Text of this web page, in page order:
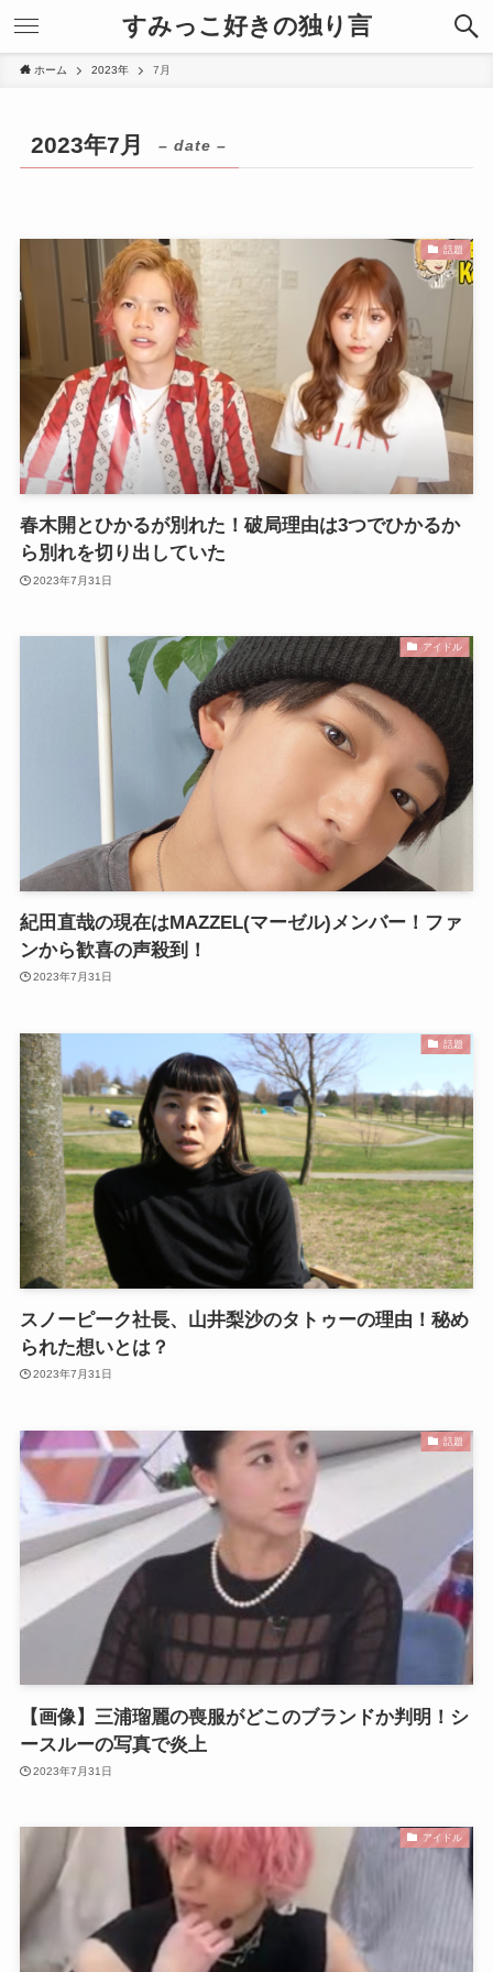
すみっこ好きの独り言
ホーム 2023年 7月
2023年7月 – date –
話題
春木開とひかるが別れた！破局理由は3つでひかるか
ら別れを切り出していた
2023年7月31日
アイドル
紀田直哉の現在はMAZZEL(マーゼル)メンバー！ファ
ンから歓喜の声殺到！
2023年7月31日
話題
スノーピーク社長、山井梨沙のタトゥーの理由！秘め
られた想いとは？
2023年7月31日
話題
【画像】三浦瑠麗の喪服がどこのブランドか判明！シ
ースルーの写真で炎上
2023年7月31日
アイドル